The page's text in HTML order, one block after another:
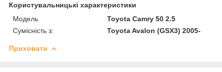
Користувальницькі характеристики
Модель
Toyota Camry 50 2.5
Сумісність з:
Toyota Avalon (GSX3) 2005-
Приховати